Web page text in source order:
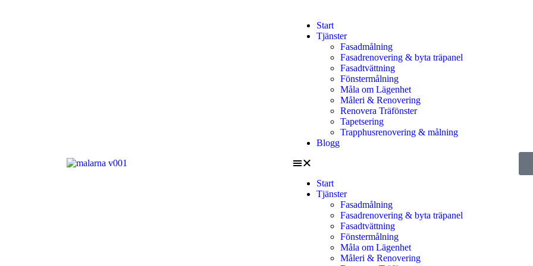
Start
Tjänster
Fasadmålning
Fasadrenovering & byta träpanel
Fasadtvättning
Fönstermålning
Måla om Lägenhet
Måleri & Renovering
Renovera Träfönster
Tapetsering
Trapphusrenovering & målning
Blogg
Start
Tjänster
Fasadmålning
Fasadrenovering & byta träpanel
Fasadtvättning
Fönstermålning
Måla om Lägenhet
Måleri & Renovering